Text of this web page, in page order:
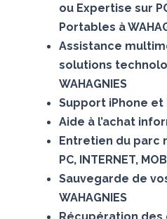
ou Expertise sur
Portables à
Assistance
solutions
WAHAGNIES
Support iPhone et
Aide à l’achat
Entretien du parc
PC, INTERNET,
Sauvegarde de
WAHAGNIES
Récupération des